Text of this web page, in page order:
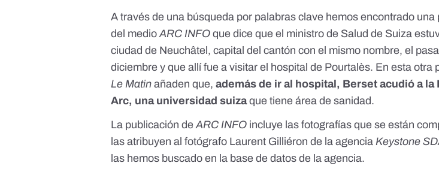
A través de una búsqueda por palabras clave hemos encontrado una
del medioARC INFO que dice que el ministro de Salud de Suiza
ciudad de Neuchâtel, capital del cantón con el mismo nombre, el
diciembre y que allí fue a visitar el hospital de Pourtalès. En esta otra
Le Matin añaden que,además de ir al hospital, Berset acudió a la
Arc, una universidad suizaque tiene área de sanidad.
La publicación deARC INFO incluye las fotografías que se están
las atribuyen al fotógrafo Laurent Gilliéron de la agenciaKeystone
las hemos buscado en la base de datos de la agencia.